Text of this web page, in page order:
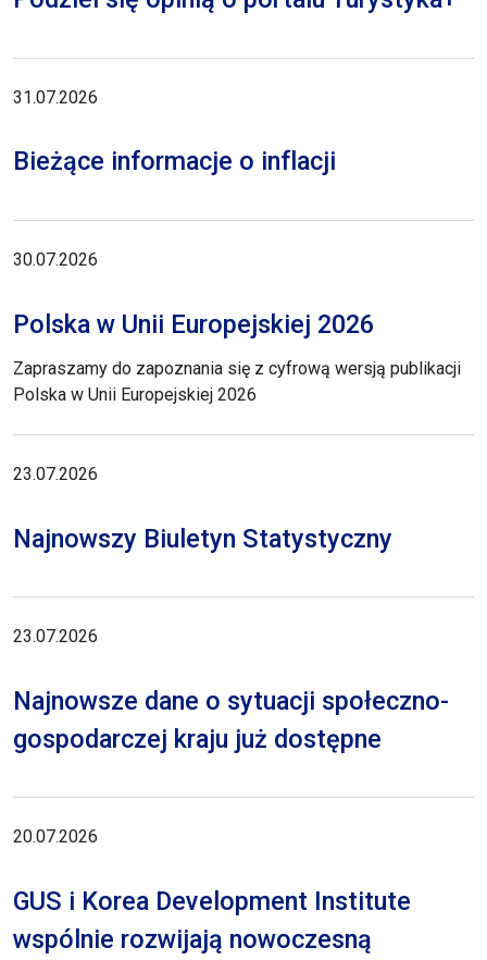
31.07.2026
Bieżące informacje o inflacji
30.07.2026
Polska w Unii Europejskiej 2026
Zapraszamy do zapoznania się z cyfrową wersją publikacji
Polska w Unii Europejskiej 2026
23.07.2026
Najnowszy Biuletyn Statystyczny
23.07.2026
Najnowsze dane o sytuacji społeczno-
gospodarczej kraju już dostępne
20.07.2026
GUS i Korea Development Institute
wspólnie rozwijają nowoczesną